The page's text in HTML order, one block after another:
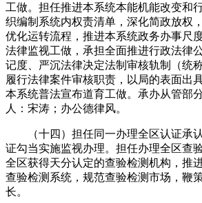
工做。担任推进本系统本能机能改变和
织编制系统内权责清单，深化简政放权
优化运转流程，推进本系统政务办事尺
法律监视工做，承担全面推进行政法律
记度、严沉法律决定法制审核轨制（统
履行法律案件审核职责，以局的表面出
本系统普法宣布道育工做。承办从管部
人：宋涛；办公德律风。
（十四）担任同一办理全区认证承认
证勾当实施监视办理。担任办理全区查
全区获得天分认定的查验检测机构，推
查验检测系统，规范查验检测市场，鞭
长。